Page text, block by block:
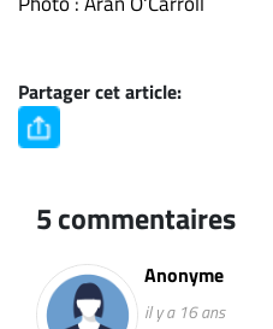
Partager cet article:
5 commentaires
Anonyme
il y a 16 ans